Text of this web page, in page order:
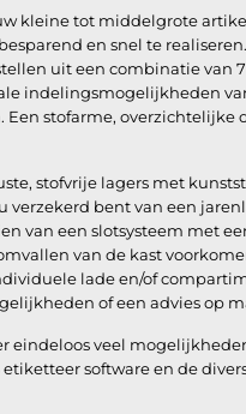
kleine tot middelgrote
en snel te
uit een combinatie van
indelingsmogelijkheden
stofarme, overzichtelijke
stofvrije lagers met
verzekerd bent van een
van een slotsysteem met
van de kast
lade en/of
of een advies op
eindeloos veel
etiketteer software en de